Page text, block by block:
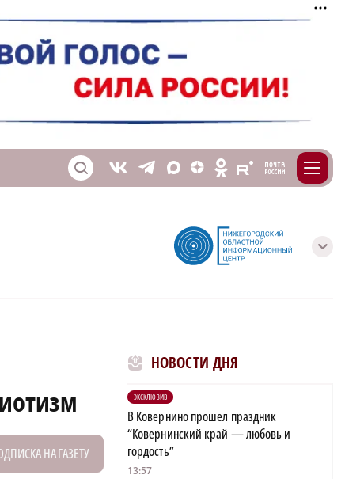
S V T X Z O E m
с
НА ГАЗЕТУ
НОВОСТИ ДНЯ
ЭКСКЛЮЗИВ
В Ковернино прошел праздник
“Ковернинский край — любовь и
гордость”
13:57